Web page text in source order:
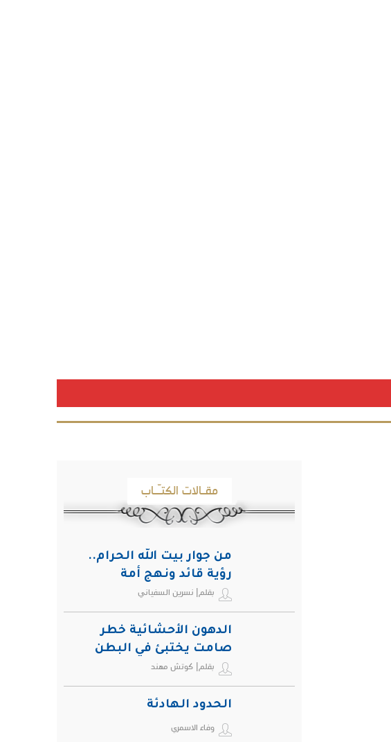
مقـالات الكتـّـاب
من جوار بيت الله الحرام..
رؤية قائد ونهج أمة
بقلم| نسرين السفياني
الدهون الأحشائية خطر
صامت يختبئ في البطن
ويهدد صحة الإنسان
بقلم| كوتش مهند
الحدود الهادئة
وفاء الاسمري